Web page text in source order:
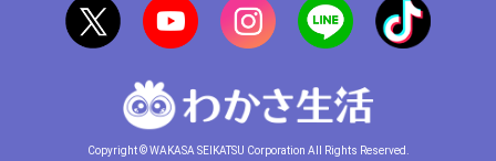
Copyright © WAKASA SEIKATSU Corporation All Rights Reserved.